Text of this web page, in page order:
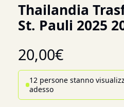
Thailandia
St. Pauli 2025
20,00€
12 persone stanno
adesso